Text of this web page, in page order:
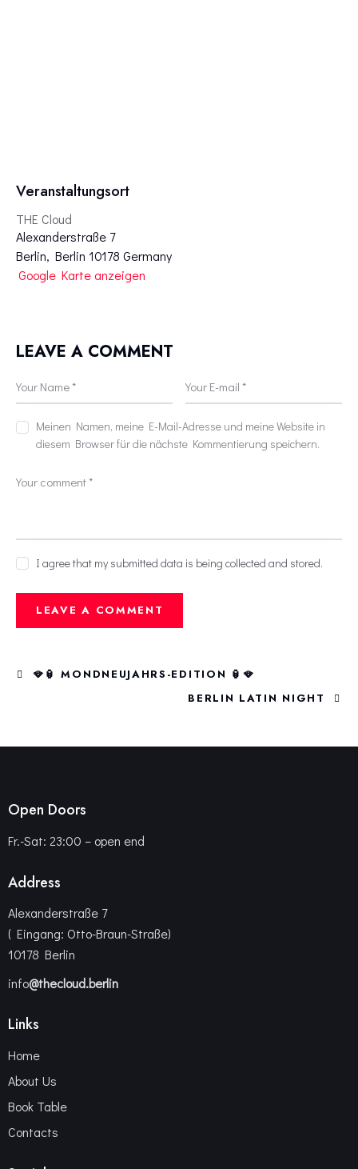
Veranstaltungsort
THE Cloud
Alexanderstraße 7
Berlin, Berlin 10178 Germany
Google Karte anzeigen
LEAVE A COMMENT
Meinen Namen, meine E-Mail-Adresse und meine Website in
diesem Browser für die nächste Kommentierung speichern.
I agree that my submitted data is being collected and stored.
🪭🏮 MONDNEUJAHRS-EDITION 🏮🪭
BERLIN LATIN NIGHT
Open Doors
Fr.-Sat: 23:00 – open end
Address
Alexanderstraße 7
( Eingang: Otto-Braun-Straße)
10178 Berlin
info@thecloud.berlin
Links
Home
About Us
Book Table
Contacts